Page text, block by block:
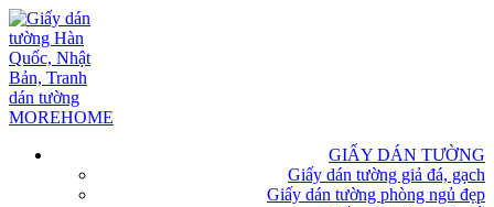
GIẤY DÁN TƯỜNG
Giấy dán tường giả đá, gạch
Giấy dán tường phòng ngủ đẹp